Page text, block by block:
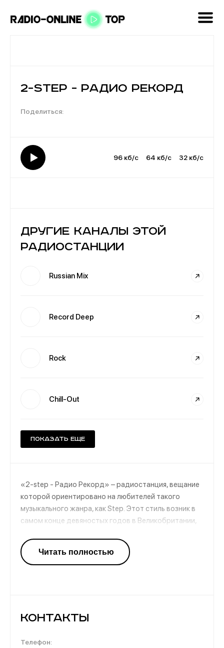
2-step - Радио Рекорд
96 кб/с 64 кб/с 32 кб/с
Другие каналы этой
радиостанции
Russian Mix
Record Deep
Rock
Chill-Out
Показать еще
«2-step - Радио Рекорд» – радиостанция, вещание
которой ориентировано на любителей такого
музыкального жанра, как Step. Этот стиль возник в
самом конце девяностых годов в Великобритании,
популярным во всем мире. Трансляцию канал ведет
из Санкт-Петербурга, однако слушать его можно из
Контакты
Телефон: